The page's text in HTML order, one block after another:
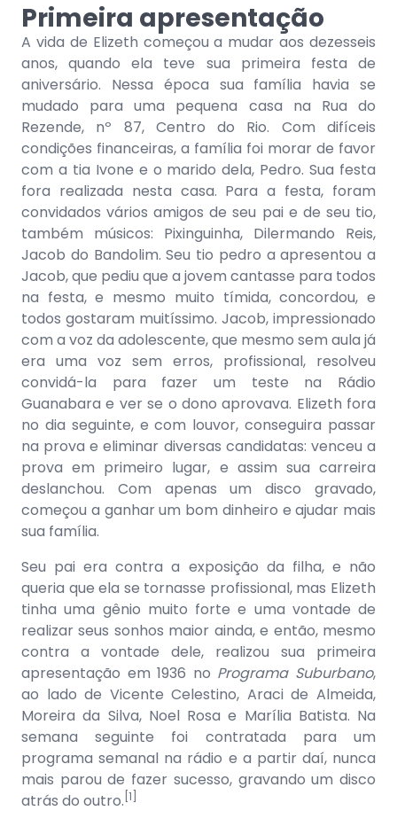
Primeira apresentação
A vida de Elizeth começou a mudar aos dezesseis
anos, quando ela teve sua primeira festa de
aniversário. Nessa época sua família havia se
mudado para uma pequena casa na Rua do
Rezende, nº 87, Centro do Rio. Com difíceis
condições financeiras, a família foi morar de favor
com a tia Ivone e o marido dela, Pedro. Sua festa
fora realizada nesta casa. Para a festa, foram
convidados vários amigos de seu pai e de seu tio,
também músicos: Pixinguinha, Dilermando Reis,
Jacob do Bandolim. Seu tio pedro a apresentou a
Jacob, que pediu que a jovem cantasse para todos
na festa, e mesmo muito tímida, concordou, e
todos gostaram muitíssimo. Jacob, impressionado
com a voz da adolescente, que mesmo sem aula já
era uma voz sem erros, profissional, resolveu
convidá-la para fazer um teste na Rádio
Guanabara e ver se o dono aprovava. Elizeth fora
no dia seguinte, e com louvor, conseguira passar
na prova e eliminar diversas candidatas: venceu a
prova em primeiro lugar, e assim sua carreira
deslanchou. Com apenas um disco gravado,
começou a ganhar um bom dinheiro e ajudar mais
sua família.
Seu pai era contra a exposição da filha, e não
queria que ela se tornasse profissional, mas Elizeth
tinha uma gênio muito forte e uma vontade de
realizar seus sonhos maior ainda, e então, mesmo
contra a vontade dele, realizou sua primeira
apresentação em 1936 no Programa Suburbano,
ao lado de Vicente Celestino, Araci de Almeida,
Moreira da Silva, Noel Rosa e Marília Batista. Na
semana seguinte foi contratada para um
programa semanal na rádio e a partir daí, nunca
mais parou de fazer sucesso, gravando um disco
atrás do outro. [1]